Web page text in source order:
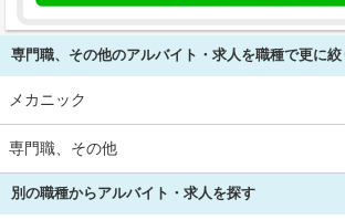
専門職、その他のアルバイト・求人を職種で更に絞
メカニック
専門職、その他
別の職種からアルバイト・求人を探す